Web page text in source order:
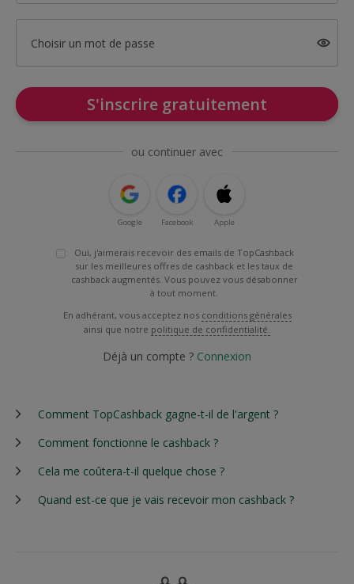
Choisir un mot de passe
S'inscrire gratuitement
ou continuer avec
Google Facebook Apple
Oui, j'aimerais recevoir des emails de TopCashback
sur les meilleures offres de cashback et les taux de
cashback augmentés. Vous pouvez vous désabonner
à tout moment.
En adhérant, vous acceptez nos conditions générales
ainsi que notre politique de confidentialité.
Déjà un compte ? Connexion
Comment TopCashback gagne-t-il de l'argent ?
Comment fonctionne le cashback ?
Cela me coûtera-t-il quelque chose ?
Quand est-ce que je vais recevoir mon cashback ?